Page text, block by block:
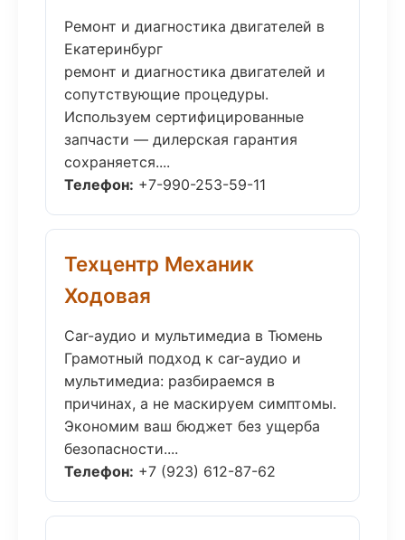
Ремонт и диагностика двигателей в
Екатеринбург
ремонт и диагностика двигателей и
сопутствующие процедуры.
Используем сертифицированные
запчасти — дилерская гарантия
сохраняется....
Телефон: +7-990-253-59-11
Техцентр Механик
Ходовая
Car-аудио и мультимедиа в Тюмень
Грамотный подход к car-аудио и
мультимедиа: разбираемся в
причинах, а не маскируем симптомы.
Экономим ваш бюджет без ущерба
безопасности....
Телефон: +7 (923) 612-87-62